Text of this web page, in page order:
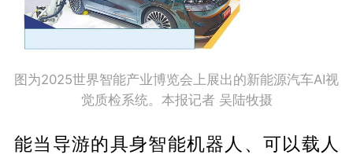
图为2025世界智能产业博览会上展出的新能源汽车AI视
觉质检系统。本报记者 吴陆牧摄
能当导游的具身智能机器人、可以载人